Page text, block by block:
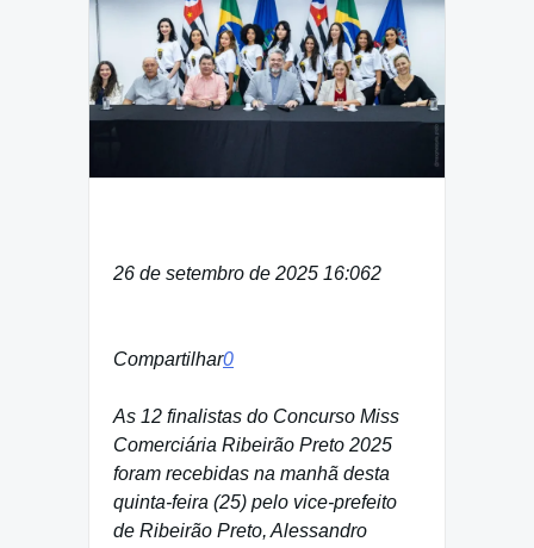
26 de setembro de 2025 16:062
Compartilhar0
As 12 finalistas do Concurso Miss
Comerciária Ribeirão Preto 2025
foram recebidas na manhã desta
quinta-feira (25) pelo vice-prefeito
de Ribeirão Preto, Alessandro